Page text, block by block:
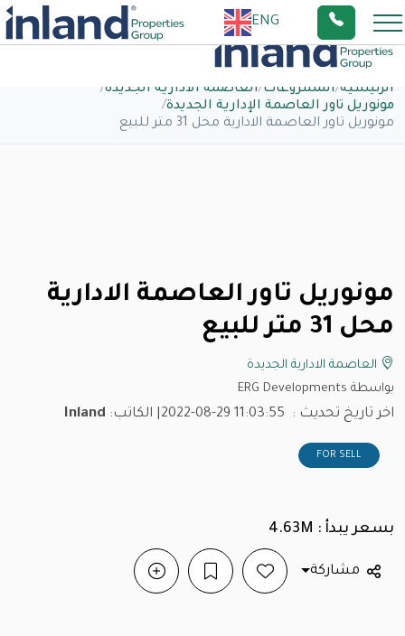
ENG
الرئيسية/المشروعات/العاصمة الادارية الجديدة/
مونوريل تاور العاصمة الإدارية الجديدة/
مونوريل تاور العاصمة الادارية محل 31 متر للبيع
مونوريل تاور العاصمة الادارية
محل 31 متر للبيع
العاصمة الادارية الجديدة
بواسطة ERG Developments
اخر تاريخ تحديث : 2022-08-29 11:03:55 | الكاتب: Inland
FOR SELL
بسعر يبدأ : 4.63M
مشاركة